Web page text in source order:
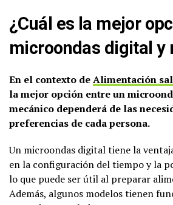
¿Cuál es la mejor
microondas digital y
En el contexto deAlimentación
la mejor opción entre un
mecánico dependerá de las
preferencias de cada persona.
Un microondas digital tiene la
en la configuración del tiempo y la
lo que puede ser útil al preparar
Además, algunos modelos tienen